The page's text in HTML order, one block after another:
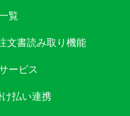
覧
文書読み取り機能
ービス
け払い連携